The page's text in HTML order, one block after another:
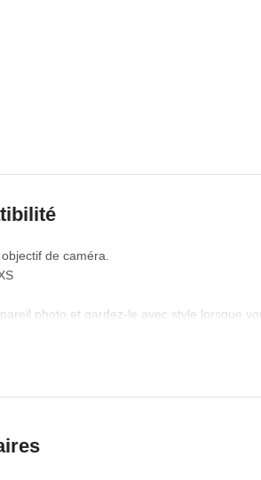
de caméra.
photo et gardez-le avec style lorsque
aluminium est également disponible dans